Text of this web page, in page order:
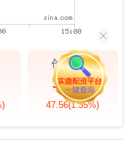
创业板指
3563.12
47.56(1.35%)